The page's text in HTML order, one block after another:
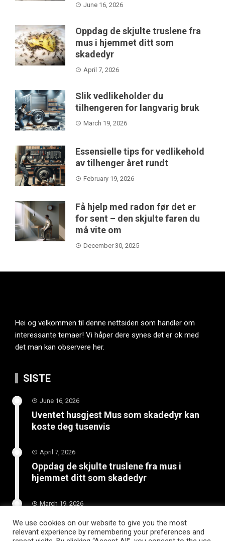
June 16, 2026
Oppdag de skjulte truslene fra
mus i hjemmet ditt som
skadedyr
April 7, 2026
Slik vedlikeholder du
tilhengeren for langvarig bruk
March 19, 2026
Essensielle tips for vedlikehold
av tilhenger året rundt
February 19, 2026
Få hjelp med radon før det er
for sent – den skjulte faren du
må vite om
December 30, 2025
Hei og velkommen til denne nettsiden som handler om
interessante temaer! Vi håper dere synes det er ok med
det man kan observere her.
SISTE
June 16, 2026
Uventet husgjest Mus som skadedyr kan
koste deg tusenvis
April 7, 2026
Oppdag de skjulte truslene fra mus i
hjemmet ditt som skadedyr
March 19, 2026
Slik vedlikeholder du tilhengeren for
langvarig bruk
We use cookies on our website to give you the most
relevant experience by remembering your preferences and